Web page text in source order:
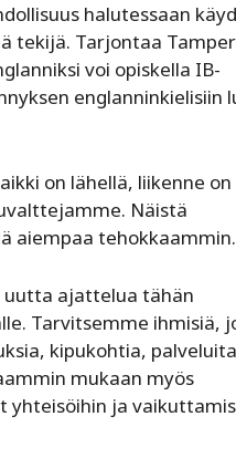
halutessaan
tekijä. Tarjontaa
voi opiskella IB-
englanninkielisiin
on lähellä, liikenne on
Näistä
aiempaa tehokkaammin.
uutta ajattelua tähän
Tarvitsemme ihmisiä,
kipukohtia,
mukaan myös
yhteisöihin ja